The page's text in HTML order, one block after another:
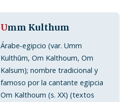
Umm Kulthum
Árabe‑egipcio (var. Umm
Kulthūm, Om Kalthoum, Om
Kalsum); nombre tradicional y
famoso por la cantante egipcia
Om Kalthoum (s. XX) (textos